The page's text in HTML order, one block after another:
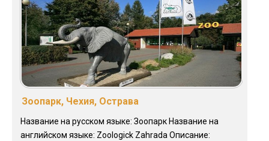
Зоопарк, Чехия, Острава
Название на русском языке: Зоопарк Название на
английском языке: Zoologick Zahrada Описание: